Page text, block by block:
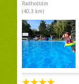
Radhoštěm
(40,3 km)